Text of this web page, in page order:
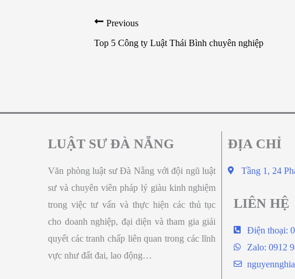
Previous
Top 5 Công ty Luật Thái Bình chuyên nghiệp
LUẬT SƯ ĐÀ NẴNG
Văn phòng luật sư Đà Nẵng với đội ngũ luật
sư và chuyên viên pháp lý giàu kinh nghiệm
trong việc tư vấn và thực hiện các thủ tục
cho doanh nghiệp, đại diện và tham gia giải
quyết các tranh chấp liên quan trong các lĩnh
vực như đất đai, lao động…
ĐỊA CHỈ
Tầng 1, 24
LIÊN HỆ
Điện thoại:
Zalo: 0912